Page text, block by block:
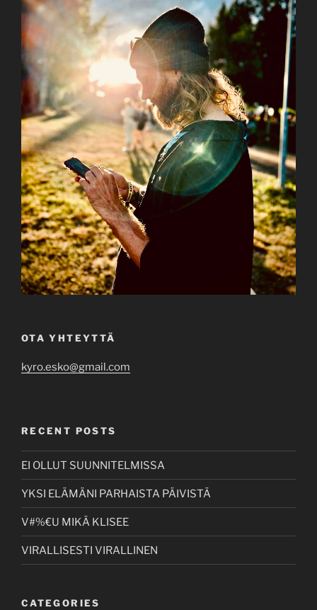
OTA YHTEYTTÄ
kyro.esko@gmail.com
RECENT POSTS
EI OLLUT SUUNNITELMISSA
YKSI ELÄMÄNI PARHAISTA PÄIVISTÄ
V#%€U MIKÄ KLISEE
VIRALLISESTI VIRALLINEN
CATEGORIES